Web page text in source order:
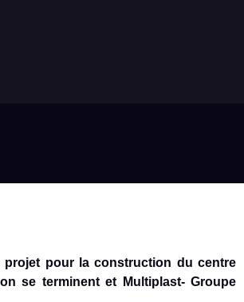
projet pour la construction du centre
se terminent et Multiplast- Groupe